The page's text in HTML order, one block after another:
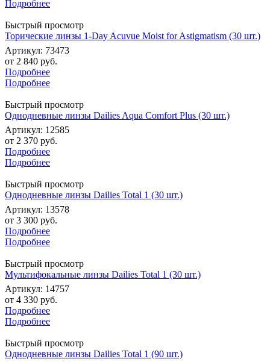
Подробнее
Быстрый просмотр
Торические линзы 1-Day Acuvue Moist for Astigmatism (30 шт.)
Артикул: 73473
от 2 840 руб.
Подробнее
Подробнее
Быстрый просмотр
Однодневные линзы Dailies Aqua Comfort Plus (30 шт.)
Артикул: 12585
от 2 370 руб.
Подробнее
Подробнее
Быстрый просмотр
Однодневные линзы Dailies Total 1 (30 шт.)
Артикул: 13578
от 3 300 руб.
Подробнее
Подробнее
Быстрый просмотр
Мультифокальные линзы Dailies Total 1 (30 шт.)
Артикул: 14757
от 4 330 руб.
Подробнее
Подробнее
Быстрый просмотр
Однодневные линзы Dailies Total 1 (90 шт.)